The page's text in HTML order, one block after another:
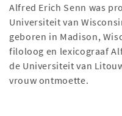
Alfred Erich Senn was
Universiteit van
geboren in Madison,
filoloog en lexicograaf
de Universiteit van
vrouw ontmoette.